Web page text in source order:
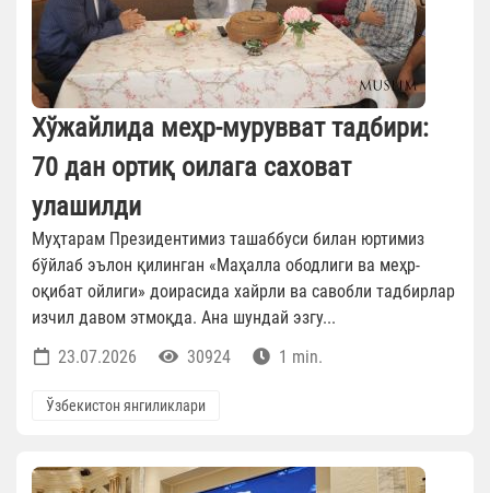
Хўжайлида меҳр-мурувват тадбири:
70 дан ортиқ оилага саховат
улашилди
Муҳтарам Президентимиз ташаббуси билан юртимиз
бўйлаб эълон қилинган «Маҳалла ободлиги ва меҳр-
оқибат ойлиги» доирасида хайрли ва савобли тадбирлар
изчил давом этмоқда. Ана шундай эзгу...
23.07.2026
30924 1 min.
Ўзбекистон янгиликлари